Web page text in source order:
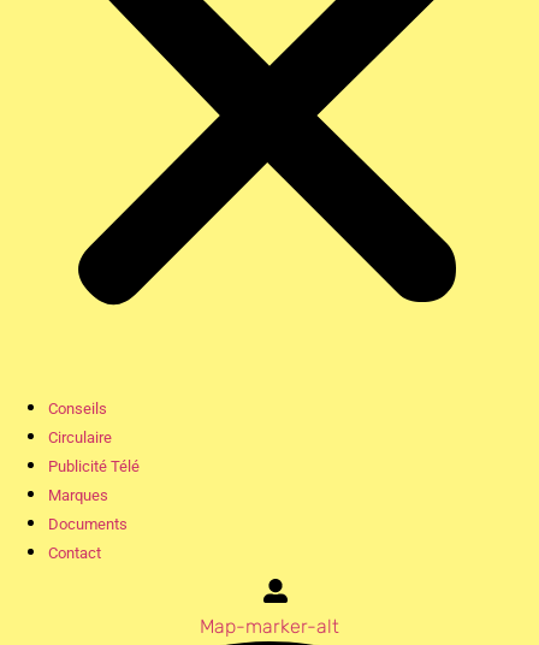
Conseils
Circulaire
Publicité Télé
Marques
Documents
Contact
Map-marker-alt